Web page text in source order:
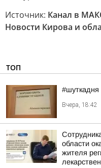
Источник: Канал в
Новости Кирова и
ТОП
#шуткадня
Вчера, 18:42
области
жителя